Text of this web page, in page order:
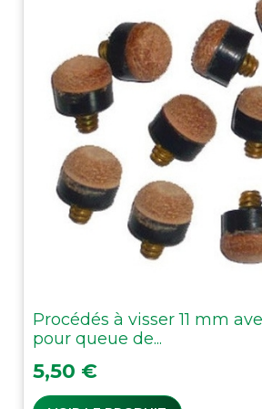
Procédés à visser 11 mm
pour queue de...
Prix
5,50 €